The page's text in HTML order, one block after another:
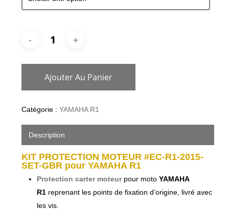
Ajouter Au Panier
Catégorie : YAMAHA R1
Description
KIT PROTECTION MOTEUR #EC-R1-2015-
SET-GBR pour YAMAHA R1
Protection carter moteurpour moto YAMAHA
R1reprenant les points de fixation d’origine, livré avec
les vis.